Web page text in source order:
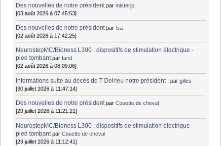
Des nouvelles de notre président parmisterjp
[03 août 2026 à 07:45:53]
Des nouvelles de notre président par Isa
[02 août 2026 à 17:42:25]
NeurostepMC/Bioness L300 : dispositifs de stimulation électrique -
pied tombant parfarid
[02 août 2026 à 08:09:06]
Informations suite au décès de T Delrieu notre président . pargilles
[30 juillet 2026 à 11:47:14]
Des nouvelles de notre président parCouette de cheval
[29 juillet 2026 à 11:21:21]
NeurostepMC/Bioness L300 : dispositifs de stimulation électrique -
pied tombant parCouette de cheval
[29 juillet 2026 à 11:12:41]